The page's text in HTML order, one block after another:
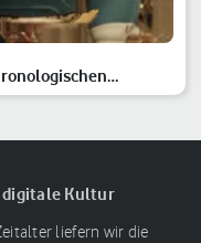
digitale Kultur
liefern wir die